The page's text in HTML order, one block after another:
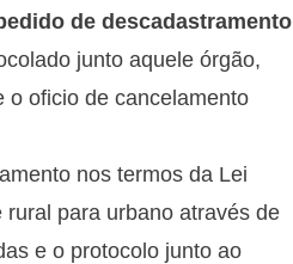
de descadastramento
junto aquele órgão,
o oficio de cancelamento
nos termos da Lei
para urbano através de
e o protocolo junto ao